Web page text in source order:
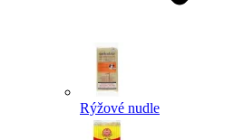
Rýžové nudle